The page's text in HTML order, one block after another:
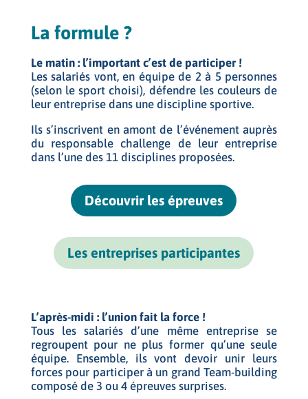
La formule ?
Le matin : l’important c’est de participer !
Les salariés vont, en équipe de 2 à 5 personnes
(selon le sport choisi), défendre les couleurs de
leur entreprise dans une discipline sportive.
Ils s’inscrivent en amont de l’événement auprès
du responsable challenge de leur entreprise
dans l’une des 11 disciplines proposées.
Découvrir les épreuves
Les entreprises participantes
L’après-midi : l’union fait la force !
Tous les salariés d’une même entreprise se
regroupent pour ne plus former qu’une seule
équipe. Ensemble, ils vont devoir unir leurs
forces pour participer à un grand Team-building
composé de 3 ou 4 épreuves surprises.